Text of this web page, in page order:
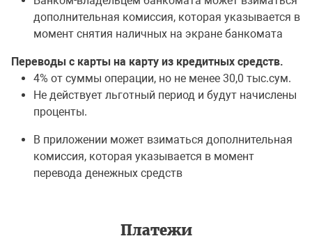
дополнительная комиссия, которая указывается в
момент снятия наличных на экране банкомата
Переводы с карты на карту из кредитных средств.
4% от суммы операции, но не менее 30,0 тыс.сум.
Не действует льготный период и будут начислены
проценты.
В приложении может взиматься дополнительная
комиссия, которая указывается в момент
перевода денежных средств
Платежи